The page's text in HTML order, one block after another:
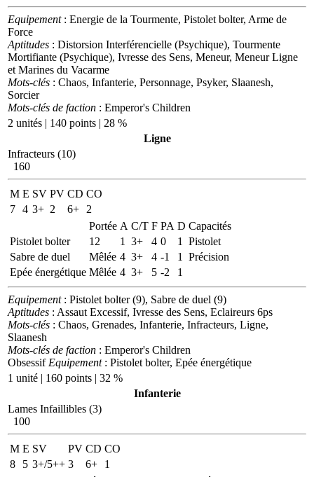
Equipement: Energie de la Tourmente, Pistolet bolter, Arme de
Force
Aptitudes : Distorsion Interférencielle (Psychique), Tourmente
Mortifiante (Psychique), Ivresse des Sens, Meneur, Meneur Ligne
et Marines du Vacarme
Mots-clés : Chaos, Infanterie, Personnage, Psyker, Slaanesh,
Sorcier
Mots-clés de faction : Emperor's Children
2 unités | 140 points | 28 %
Ligne
Infracteurs (10)
160
M E SV PV CD CO
7 4 3+ 2 6+
2
Portée A C/T F PA D Capacités
Pistolet bolter
12 1 3+ 4 0 1
Pistolet
Sabre de duel
Mêlée 4 3+ 4 -1 1
Précision
Epée énergétique Mêlée 4 3+ 5 -2 1
Equipement: Pistolet bolter (9), Sabre de duel (9)
Aptitudes : Assaut Excessif, Ivresse des Sens, Eclaireurs 6ps
Mots-clés : Chaos, Grenades, Infanterie, Infracteurs, Ligne,
Slaanesh
Mots-clés de faction : Emperor's Children
Obsessif Equipement: Pistolet bolter, Epée énergétique
1 unité | 160 points | 32 %
Infanterie
Lames Infaillibles (3)
100
M E SV PV CD CO
8
5 3+/5++ 3 6+
1